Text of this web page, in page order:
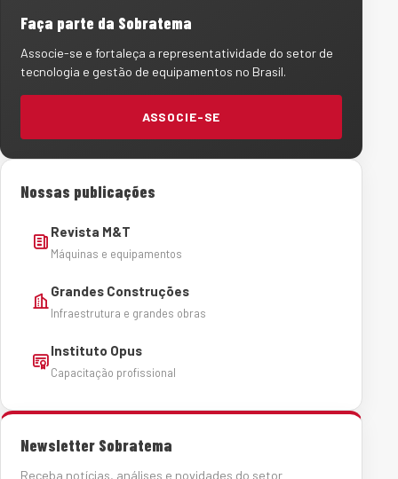
Faça parte da Sobratema
Associe-se e fortaleça a representatividade do setor de
tecnologia e gestão de equipamentos no Brasil.
ASSOCIE-SE
Nossas publicações
Revista M&T
Máquinas e equipamentos
Grandes Construções
Infraestrutura e grandes obras
Instituto Opus
Capacitação profissional
Newsletter Sobratema
Receba notícias, análises e novidades do setor